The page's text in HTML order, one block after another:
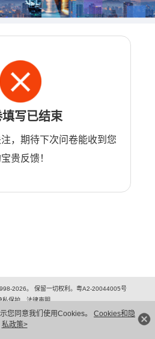
您同意我们使用Cookies。 Cookies和隐
私政策>
填写已结束
，期待下次问卷能收到您
贵反馈！
2026。 保留一切权利。粤A2-20044005号
私保护
法律声明